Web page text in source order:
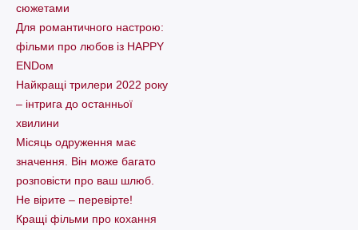
сюжетами
Для романтичного настрою:
фільми про любов із HAPPY
ENDом
Найкращі трилери 2022 року
– інтрига до останньої
хвилини
Місяць одруження має
значення. Він може багато
розповісти про ваш шлюб.
Не вірите – перевірте!
Кращі фільми про кохання